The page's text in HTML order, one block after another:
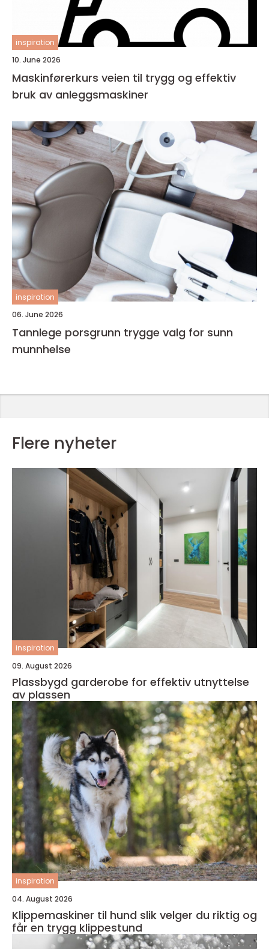
inspiration
10. June 2026
Maskinførerkurs veien til trygg og effektiv
bruk av anleggsmaskiner
inspiration
06. June 2026
Tannlege porsgrunn trygge valg for sunn
munnhelse
Flere nyheter
inspiration
09. August 2026
Plassbygd garderobe for effektiv utnyttelse
av plassen
inspiration
04. August 2026
Klippemaskiner til hund slik velger du riktig og
får en trygg klippestund